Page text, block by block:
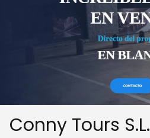
Conny Tours S.L.